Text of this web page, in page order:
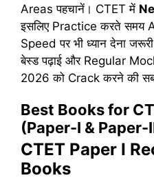
Areas पहचानें। CTET में
इसलिए Practice करते समय
Speed पर भी ध्यान देना
बेस्ड पढ़ाई और Regular
2026 को Crack करने की
Best Books for
(Paper-I & Paper-
CTET Paper I
Books